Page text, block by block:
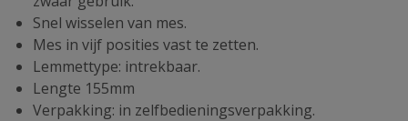
Snel wisselen van mes.
Mes in vijf posities vast te zetten.
Lemmettype: intrekbaar.
Lengte 155mm
Verpakking: in zelfbedieningsverpakking.